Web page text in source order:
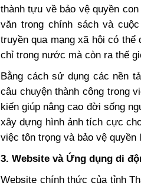
thành tựu về bảo vệ quyền
văn trong chính sách và
truyền qua mạng xã hội có thể
chỉ trong nước mà còn ra thế
Bằng cách sử dụng các nền
câu chuyện thành công trong
kiến giúp nâng cao đời sống
xây dựng hình ảnh tích cực
việc tôn trọng và bảo vệ quyền
3. Website và Ứng dụng di
Website chính thức của tỉnh